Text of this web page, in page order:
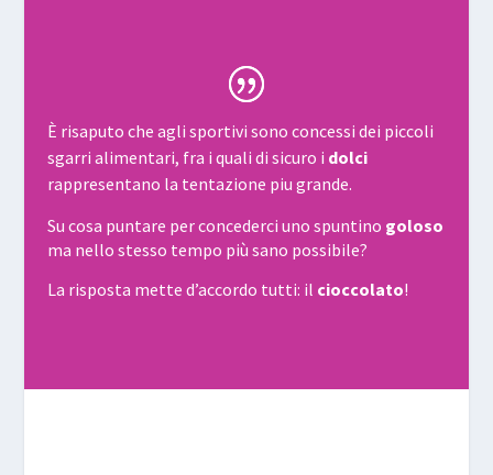
È risaputo che agli sportivi sono concessi dei piccoli
sgarri alimentari, fra i quali di sicuro i dolci
rappresentano la tentazione piu grande.
Su cosa puntare per concederci uno spuntino goloso
ma nello stesso tempo più sano possibile?
La risposta mette d’accordo tutti: il cioccolato!